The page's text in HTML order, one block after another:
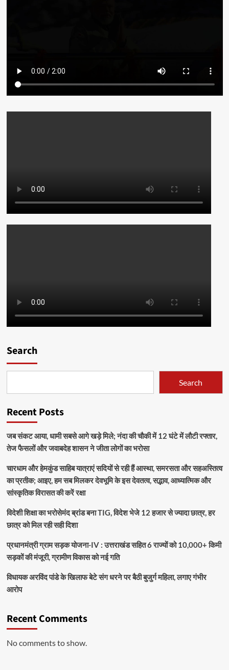
Search
Search
Recent Posts
जब संकट आया, धामी सबसे आगे खड़े मिले; नंदा की चौकी में 12 घंटे में लौटी रफ्तार,
तेज फैसलों और जवाबदेह शासन ने जीता लोगों का भरोसा
चारधाम और हेमकुंड साहिब यात्राएं सदियों से रही हैं आस्था, समरसता और सहअस्तित्व
का प्रतीक; आइए, हम सब मिलकर देवभूमि के इस देवतत्व, सद्भाव, आध्यात्मिक और
सांस्कृतिक विरासत की करें रक्षा
विदेशी शिक्षा का भरोसेमंद ब्रांड बना TIG, विदेश भेजे 12 हजार से ज्यादा छात्र, हर
छात्र को मिल रही सही दिशा
प्रधानमंत्री ग्राम सड़क योजना-IV : उत्तराखंड सहित 6 राज्यों को 10,000+ किमी
सड़कों की मंजूरी, ग्रामीण विकास को नई गति
विधायक अरविंद पांडे के खिलाफ बेटे संग धरने पर बैठी बुजुर्ग महिला, लगाए गंभीर
आरोप
Recent Comments
No comments to show.